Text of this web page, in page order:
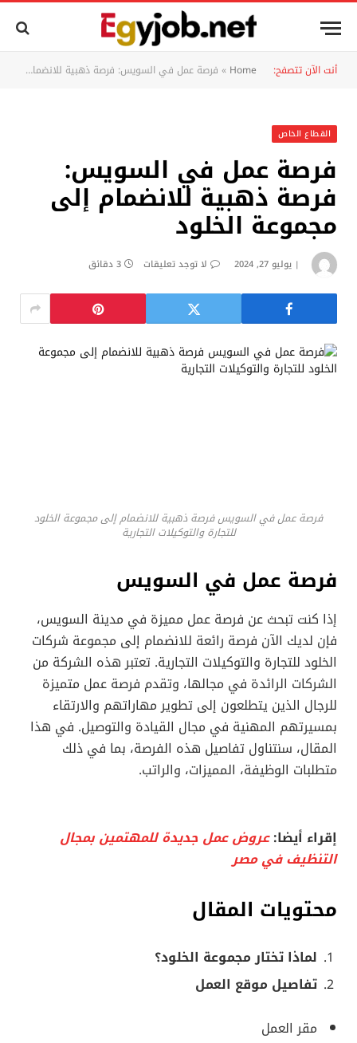
أنت الآن تتصفح: Home
» فرصة عمل في السويس: فرصة ذهبية للانضمام إلى مجموعة الخلود
القطاع الخاص
فرصة عمل في السويس:
فرصة ذهبية للانضمام إلى
مجموعة الخلود
يوليو 27, 2024 لا توجد تعليقات 3 دقائق
فرصة عمل في السويس فرصة ذهبية للانضمام إلى مجموعة الخلود
للتجارة والتوكيلات التجارية
فرصة عمل في السويس
إذا كنت تبحث عن فرصة عمل مميزة في مدينة السويس،
فإن لديك الآن فرصة رائعة للانضمام إلى مجموعة شركات
الخلود للتجارة والتوكيلات التجارية. تعتبر هذه الشركة من
الشركات الرائدة في مجالها، وتقدم فرصة عمل متميزة
للرجال الذين يتطلعون إلى تطوير مهاراتهم والارتقاء
بمسيرتهم المهنية في مجال القيادة والتوصيل. في هذا
المقال، سنتناول تفاصيل هذه الفرصة، بما في ذلك
متطلبات الوظيفة، المميزات، والراتب.
إقراء أيضا:عروض عمل جديدة للمهتمين بمجال
التنظيف في مصر
محتويات المقال
لماذا تختار مجموعة الخلود؟
تفاصيل موقع العمل
مقر العمل